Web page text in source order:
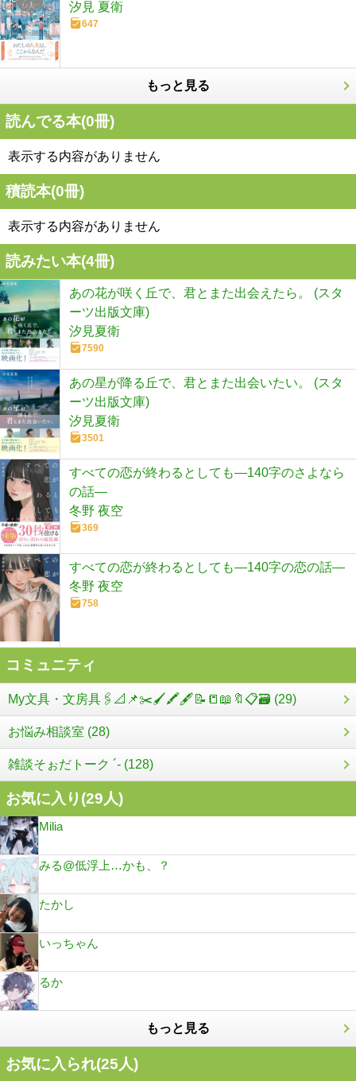
汐見 夏衛
647
もっと見る
読んでる本(0冊)
表示する内容がありません
積読本(0冊)
表示する内容がありません
読みたい本(4冊)
あの花が咲く丘で、君とまた出会えたら。 (スタ
ーツ出版文庫)
汐見夏衛
7590
あの星が降る丘で、君とまた出会いたい。 (スタ
ーツ出版文庫)
汐見夏衛
3501
すべての恋が終わるとしても―140字のさよなら
の話―
冬野 夜空
369
すべての恋が終わるとしても―140字の恋の話―
冬野 夜空
758
コミュニティ
My文具・文房具🖇️📐📌✂️🖌️🖍️🖋️📝📒📖🔖📋🗃️ (29)
お悩み相談室 (28)
雑談そぉだトーク ´- (128)
お気に入り(29人)
Milia
みる@低浮上…かも、？
たかし
いっちゃん
るか
もっと見る
お気に入られ(25人)